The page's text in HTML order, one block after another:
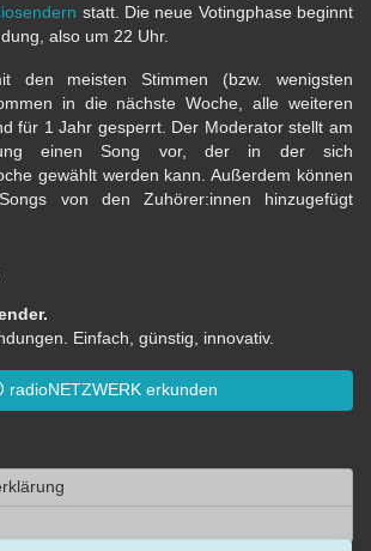
statt. Die neue Votingphase beginnt
also um 22 Uhr.
den meisten Stimmen (bzw. wenigsten
in die nächste Woche, alle weiteren
für 1 Jahr gesperrt. Der Moderator stellt am
einen Song vor, der in der sich
gewählt werden kann. Außerdem können
von den Zuhörer:innen hinzugefügt
Einfach, günstig, innovativ.
radioNETZWERK erkunden